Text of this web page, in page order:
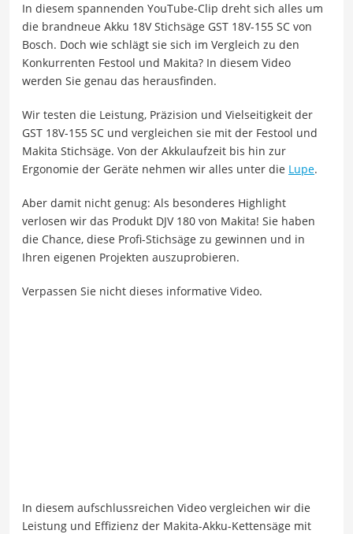
In diesem spannenden YouTube-Clip dreht sich alles um
die brandneue Akku 18V Stichsäge GST 18V-155 SC von
Bosch. Doch wie schlägt sie sich im Vergleich zu den
Konkurrenten Festool und Makita? In diesem Video
werden Sie genau das herausfinden.
Wir testen die Leistung, Präzision und Vielseitigkeit der
GST 18V-155 SC und vergleichen sie mit der Festool und
Makita Stichsäge. Von der Akkulaufzeit bis hin zur
Ergonomie der Geräte nehmen wir alles unter die Lupe.
Aber damit nicht genug: Als besonderes Highlight
verlosen wir das Produkt DJV 180 von Makita! Sie haben
die Chance, diese Profi-Stichsäge zu gewinnen und in
Ihren eigenen Projekten auszuprobieren.
Verpassen Sie nicht dieses informative Video.
In diesem aufschlussreichen Video vergleichen wir die
Leistung und Effizienz der Makita-Akku-Kettensäge mit